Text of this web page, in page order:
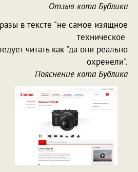
Отзыв кота Бублика
в тексте "не самое изящное
техническое
читать как "да они реально
охренели".
Пояснение кота Бублика